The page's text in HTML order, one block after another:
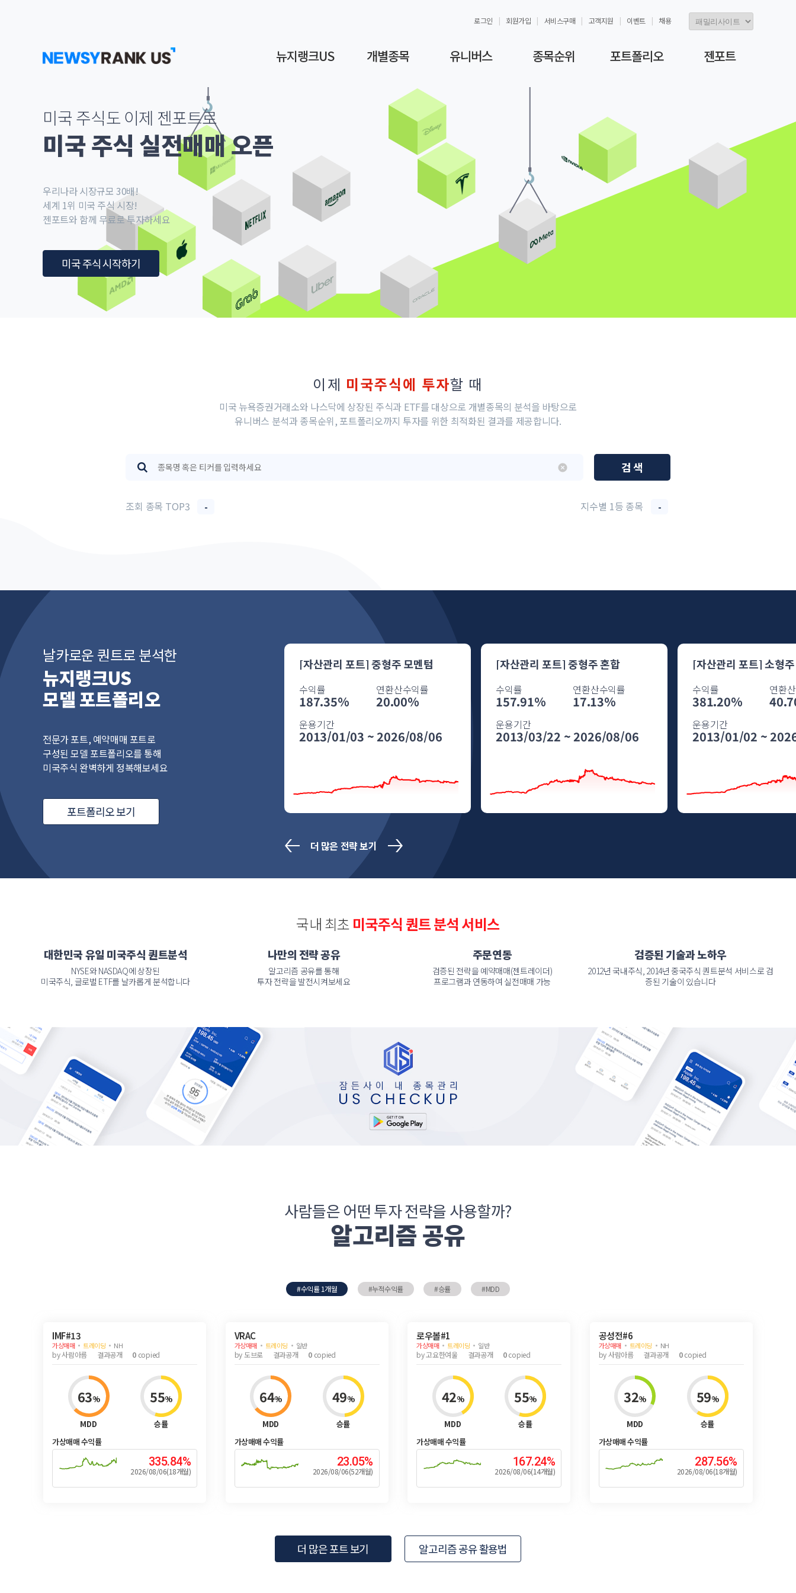
로그인 회원가입 서비스구매 고객지원 이벤트 채용
뉴지랭크US 개별종목 유니버스 종목순위 포트폴리오 젠포트
미국 주식도 이제 젠포트로
미국 주식 실전매매 오픈
우리나라 시장규모 30배!
세계 1위 미국 주식 시장!
젠포트와 함께 무료로 투자하세요
미국 주식 시작하기
이제 미국주식에 투자할 때
미국 뉴욕증권거래소와 나스닥에 상장된 주식과 ETF를 대상으로 개별종목의 분석을 바탕으로
유니버스 분석과 종목순위, 포트폴리오까지 투자를 위한 최적화된 결과를 제공합니다.
검 색
조회 종목 TOP3 - 지수별 1등 종목 -
날카로운 퀀트로 분석한
뉴지랭크US
모델 포트폴리오
전문가 포트, 예약매매 포트로
구성된 모델 포트폴리오를 통해
미국주식 완벽하게 정복해보세요
포트폴리오 보기
[자산관리 포트] 중형주 모멘텀
수익률
187.35%
연환산수익률
20.00%
운용기간
2013/01/03 ~ 2026/08/06
[자산관리 포트] 중형주 혼합
수익률
157.91%
연환산수익률
17.13%
운용기간
2013/03/22 ~ 2026/08/06
[자산관리 포트] 소형
수익률
381.20%
연환
운용기간
2013/01/02 ~
더 많은 전략 보기
국내 최초 미국주식 퀀트 분석 서비스
대한민국 유일 미국주식 퀀트분석
NYSE와 NASDAQ에 상장된
미국주식, 글로벌 ETF를 날카롭게 분석합니다
나만의 전략 공유
알고리즘 공유를 통해
투자 전략을 발전시켜보세요
주문연동
검증된 전략을 예약매매(젠트레이더)
프로그램과 연동하여 실전매매 가능
검증된 기술과 노하우
2012년 국내주식, 2014년 중국주식 퀀트분석 서비스로 검
증된 기술이 있습니다
사람들은 어떤 투자 전략을 사용할까?
알고리즘 공유
#수익률 1개월 #누적수익률 #승률 #MDD
IMF#13
가상매매 트레이딩 NH
by사람아름 결과공개 0 copied
63%
MDD
55%
승률
가상매매 수익률
335.84%
2026/08/06(18개월)
VRAC
가상매매 트레이딩 일반
by도브로 결과공개 0copied
64%
MDD
49%
승률
가상매매 수익률
23.05%
2026/08/06(52개월)
로우볼#1
가상매매 트레이딩 일반
by고요한여울 결과공개 0copied
42%
MDD
55%
승률
가상매매 수익률
167.24%
2026/08/06(14개월)
공성전#6
가상매매 트레이딩 NH
by사람아름 결과공개 0copied
32%
MDD
59%
승률
가상매매 수익률
287.56%
2026/08/06(18개월)
더 많은 포트 보기 알고리즘 공유 활용법